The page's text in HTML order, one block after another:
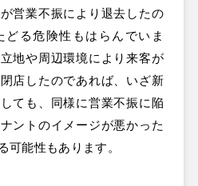
営業不振により退去したの
どる危険性もはらんでいま
地や周辺環境により来客が
店したのであれば、いざ新
ても、同様に営業不振に陥
ントのイメージが悪かった
可能性もあります。